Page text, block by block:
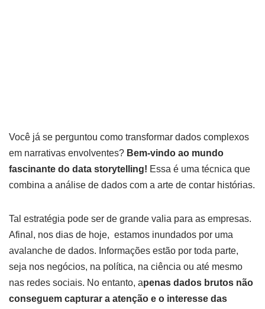
Você já se perguntou como transformar dados complexos
em narrativas envolventes? Bem-vindo ao mundo
fascinante do data storytelling! Essa é uma técnica que
combina a análise de dados com a arte de contar histórias.
Tal estratégia pode ser de grande valia para as empresas.
Afinal, nos dias de hoje, estamos inundados por uma
avalanche de dados. Informações estão por toda parte,
seja nos negócios, na política, na ciência ou até mesmo
nas redes sociais. No entanto, apenas dados brutos não
conseguem capturar a atenção e o interesse das